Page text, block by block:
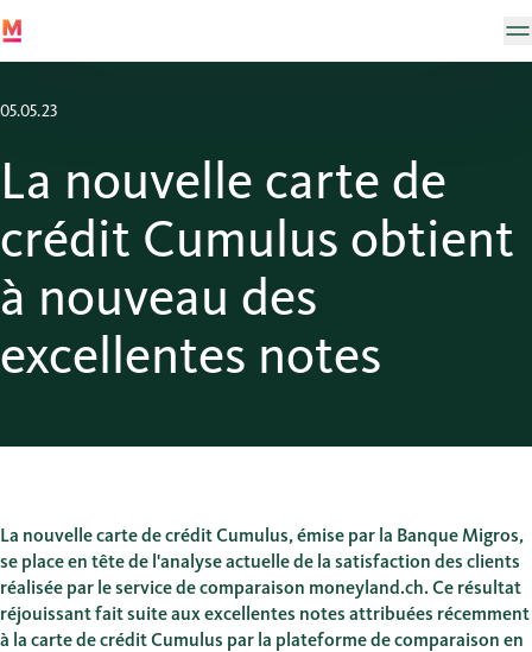
05.05.23
La nouvelle carte de
crédit Cumulus obtient
à nouveau des
excellentes notes
La nouvelle carte de crédit Cumulus, émise par la Banque Migros,
se place en tête de l'analyse actuelle de la satisfaction des clients
réalisée par le service de comparaison moneyland.ch. Ce résultat
réjouissant fait suite aux excellentes notes attribuées récemment
à la carte de crédit Cumulus par la plateforme de comparaison en